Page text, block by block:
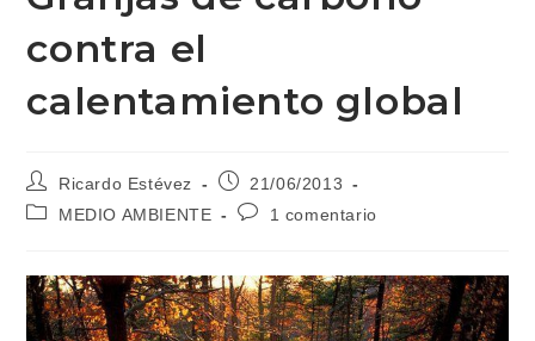
contra el
calentamiento global
Autor
de
la
Ricardo Estévez
Publicación
21/06/2013
Categoría
entrada:
MEDIO AMBIENTE
Comentarios
entrada:
1 comentario